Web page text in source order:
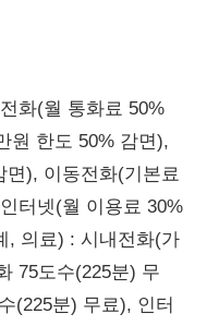
화(월 통화료 50%
원 한도 50% 감면),
면), 이동전화(기본료
터넷(월 이용료 30%
, 의료) : 시내전화(가
75도수(225분) 무
(225분) 무료), 인터